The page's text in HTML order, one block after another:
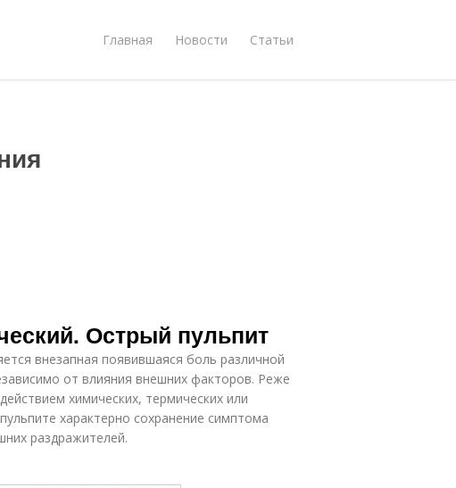
Главная Новости Статьи
Острый пульпит
внезапная появившаяся боль различной
от влияния внешних факторов. Реже
химических, термических или
характерно сохранение симптома
раздражителей.